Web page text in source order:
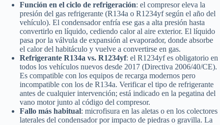
Función en el ciclo de refrigeración: el compresor eleva la
presión del gas refrigerante (R134a o R1234yf según el año del
vehículo). El condensador enfría ese gas a alta presión hasta
convertirlo en líquido, cediendo calor al aire exterior. El líquido
pasa por la válvula de expansión al evaporador, donde absorbe
el calor del habitáculo y vuelve a convertirse en gas.
Refrigerante R134a vs. R1234yf: el R1234yf es obligatorio en
todos los vehículos nuevos desde 2017 (Directiva 2006/40/CE).
Es compatible con los equipos de recarga modernos pero
incompatible con los de R134a. Verificar el tipo de refrigerante
antes de cualquier intervención; está indicado en la pegatina del
vano motor junto al código del compresor.
Fallo más habitual: microfisura en las aletas o en los colectores
laterales del condensador por impacto de piedras o gravilla. La